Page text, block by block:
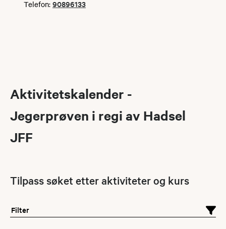
Telefon: 90896133
Aktivitetskalender -
Jegerprøven i regi av Hadsel
JFF
Tilpass søket etter aktiviteter og kurs
Filter